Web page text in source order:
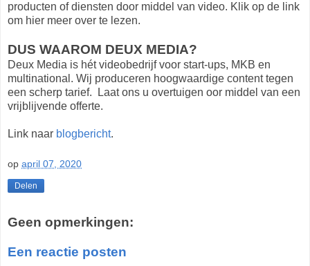
producten of diensten door middel van video. Klik op de link
om hier meer over te lezen.
DUS WAAROM DEUX MEDIA?
Deux Media is hét videobedrijf voor start-ups, MKB en
multinational. Wij produceren hoogwaardige content tegen
een scherp tarief. Laat ons u overtuigen oor middel van een
vrijblijvende offerte.
Link naar blogbericht.
op april 07, 2020
Delen
Geen opmerkingen:
Een reactie posten